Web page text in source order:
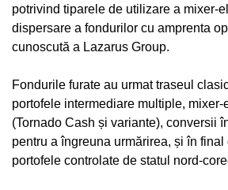
potrivind tiparele de utilizare a mixer-
dispersare a fondurilor cu amprenta
cunoscută a Lazarus Group.
Fondurile furate au urmat traseul
portofele intermediare multiple,
(Tornado Cash și variante), conversii
pentru a îngreuna urmărirea, și în final
portofele controlate de statul nord-